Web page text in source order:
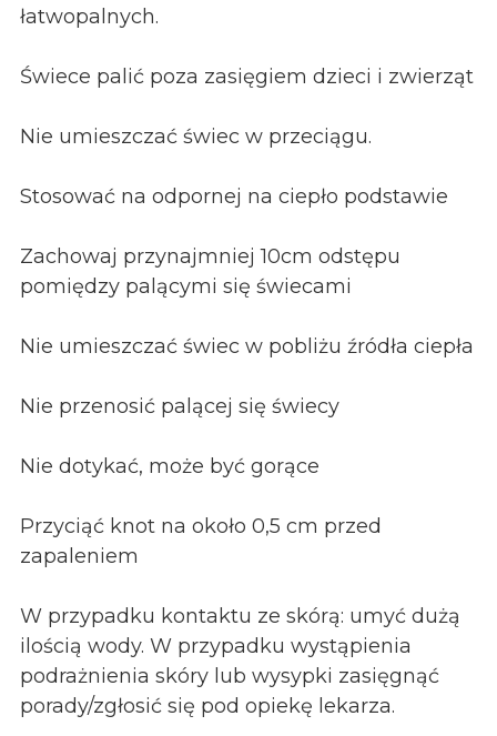
łatwopalnych.
Świece palić poza zasięgiem dzieci i zwierząt
Nie umieszczać świec w przeciągu.
Stosować na odpornej na ciepło podstawie
Zachowaj przynajmniej 10cm odstępu
pomiędzy palącymi się świecami
Nie umieszczać świec w pobliżu źródła ciepła
Nie przenosić palącej się świecy
Nie dotykać, może być gorące
Przyciąć knot na około 0,5 cm przed
zapaleniem
W przypadku kontaktu ze skórą: umyć dużą
ilością wody. W przypadku wystąpienia
podrażnienia skóry lub wysypki zasięgnąć
porady/zgłosić się pod opiekę lekarza.